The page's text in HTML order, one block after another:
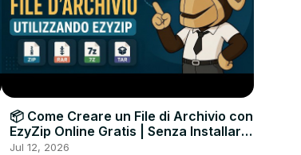
📦 Come Creare un File di Archivio con
EzyZip Online Gratis | Senza Installare
Software
Jul 12, 2026